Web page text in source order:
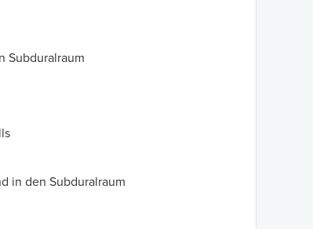
Subduralraum
in den Subduralraum